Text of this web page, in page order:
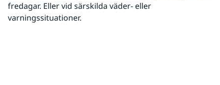
fredagar. Eller vid särskilda väder- eller
varningssituationer.